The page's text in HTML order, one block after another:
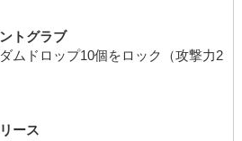
トグラブ
ムドロップ10個をロック（攻撃力2
ース